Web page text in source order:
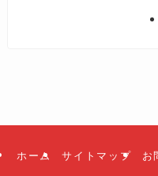
ホーム サイトマップ お